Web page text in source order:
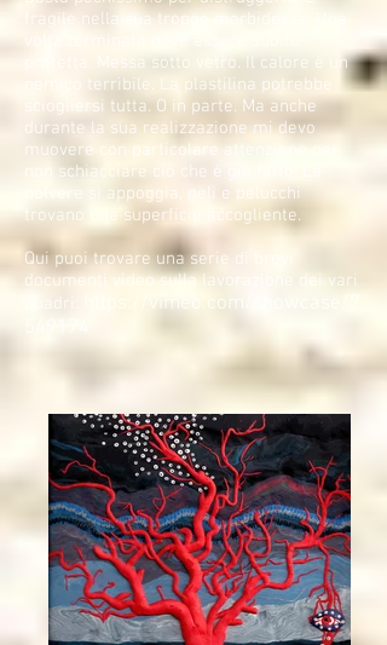
fragile nella sua troppo morbidezza. Una
volta terminata deve essere subito
protetta. Messa sotto vetro. Il calore è un
nemico terribile. La plastilina potrebbe
sciogliersi tutta. O in parte. Ma anche
durante la sua realizzazione mi devo
muovere con particolare attenzione per
non schiacciare ciò che è già fatto. La
polvere si appoggia, peli e pelucchi
trovano una superficie accogliente.
Qui puoi trovare una serie di brevi
documenti video sulla lavorazione dei vari
quadri:
https://vimeo.com/showcase/7